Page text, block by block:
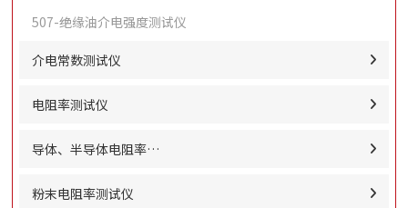
507-绝缘油介电强度测试仪
介电常数测试仪
电阻率测试仪
导体、半导体电阻率…
粉末电阻率测试仪